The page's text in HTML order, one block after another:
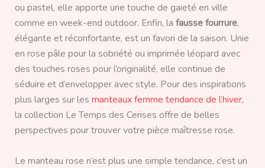
ou pastel, elle apporte une touche de gaieté en ville
comme en week-end outdoor. Enfin, la fausse fourrure,
élégante et réconfortante, est un favori de la saison. Unie
en rose pâle pour la sobriété ou imprimée léopard avec
des touches roses pour l’originalité, elle continue de
séduire et d’envelopper avec style. Pour des inspirations
plus larges sur les manteaux femme tendance de l’hiver,
la collection Le Temps des Cerises offre de belles
perspectives pour trouver votre pièce maîtresse rose.
Le manteau rose n’est plus une simple tendance, c’est un